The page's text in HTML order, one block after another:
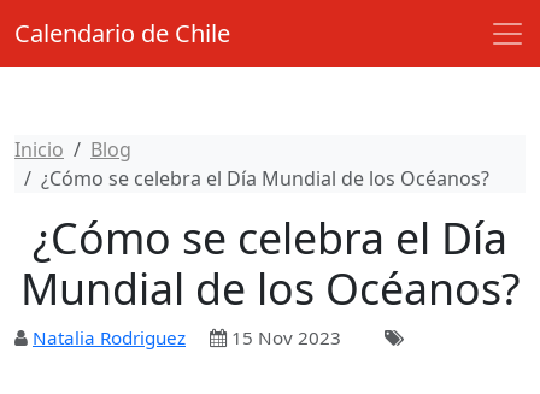
Calendario de Chile
Inicio
Blog
¿Cómo se celebra el Día Mundial de los Océanos?
¿Cómo se celebra el Día
Mundial de los Océanos?
Natalia Rodriguez 15 Nov 2023